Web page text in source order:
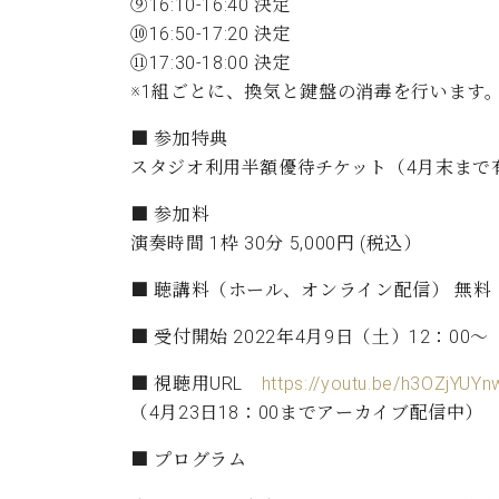
⑨16:10-16:40 決定
⑩16:50-17:20 決定
⑪17:30-18:00 決定
※1組ごとに、換気と鍵盤の消毒を行います。
■ 参加特典
スタジオ利用半額優待チケット（4月末まで
■ 参加料
演奏時間 1枠 30分 5,000円 (税込）
■ 聴講料（ホール、オンライン配信） 無料
■ 受付開始 2022年4月9日（土）12：00～
■ 視聴用URL https://youtu.be/
（4月23日18：00までアーカイブ配信中）
■ プログラム